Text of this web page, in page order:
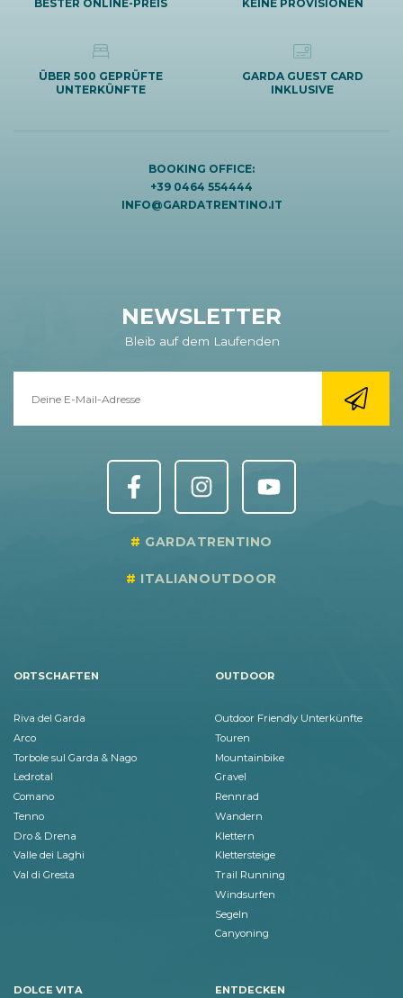
BESTER ONLINE-PREIS KEINE PROVISIONEN
ÜBER 500 GEPRÜFTE
UNTERKÜNFTE
GARDA GUEST CARD
INKLUSIVE
BOOKING OFFICE:
+39 0464 554444
INFO@GARDATRENTINO.IT
NEWSLETTER
Bleib auf dem Laufenden
GARDATRENTINO
ITALIANOUTDOOR
ORTSCHAFTEN
Riva del Garda
Arco
Torbole sul Garda & Nago
Ledrotal
Comano
Tenno
Dro & Drena
Valle dei Laghi
Val di Gresta
OUTDOOR
Outdoor Friendly Unterkünfte
Touren
Mountainbike
Gravel
Rennrad
Wandern
Klettern
Klettersteige
Trail Running
Windsurfen
Segeln
Canyoning
DOLCE VITA ENTDECKEN